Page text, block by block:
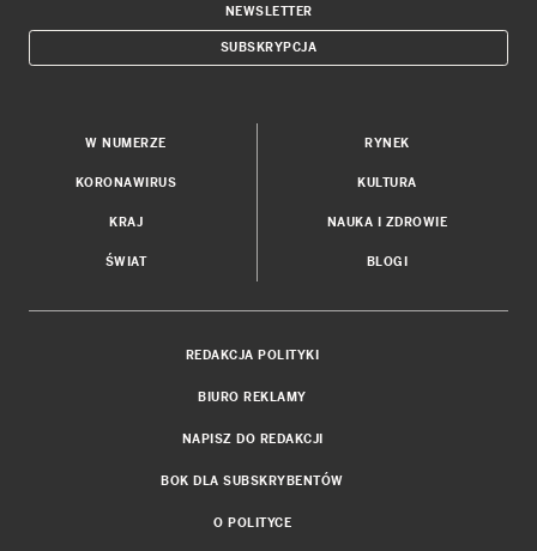
NEWSLETTER
SUBSKRYPCJA
W NUMERZE
KORONAWIRUS
KRAJ
ŚWIAT
RYNEK
KULTURA
NAUKA I ZDROWIE
BLOGI
REDAKCJA POLITYKI
BIURO REKLAMY
NAPISZ DO REDAKCJI
BOK DLA SUBSKRYBENTÓW
O POLITYCE